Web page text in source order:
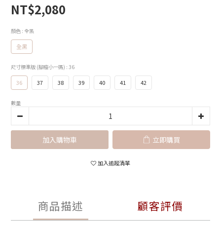
NT$2,080
顏色 : 全黑
全黑
尺寸標準版 (腳瘦小一碼) : 36
36 37 38 39 40 41 42
數量
加入購物車 立即購買
加入追蹤清單
商品描述 顧客評價